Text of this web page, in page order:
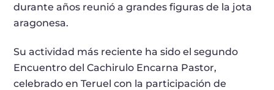
durante años reunió a grandes figuras de la jota
aragonesa.
Su actividad más reciente ha sido el segundo
Encuentro del Cachirulo Encarna Pastor,
celebrado en Teruel con la participación de